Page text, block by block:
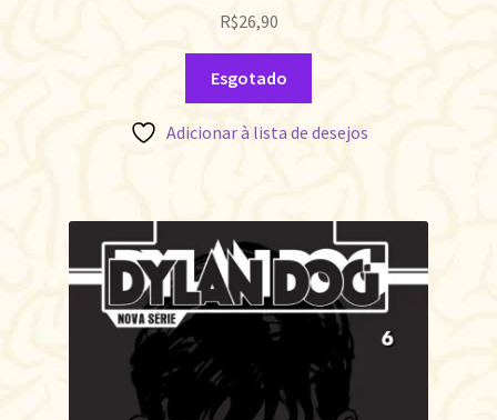
R$26,90
Esgotado
Adicionar à lista de desejos